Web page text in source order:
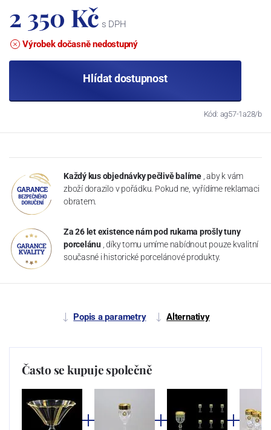
2 350 Kč s DPH
Výrobek dočasně nedostupný
Hlídat dostupnost
Kód: ag57-1a28/b
Každý kus objednávky pečlivě balíme , aby k vám
zboží dorazilo v pořádku. Pokud ne, vyřídíme reklamaci
obratem.
Za 26 let existence nám pod rukama prošly tuny
porcelánu , díky tomu umíme nabídnout pouze kvalitní
současné i historické porcelánové produkty.
Popis a parametry Alternativy
Často se kupuje společně